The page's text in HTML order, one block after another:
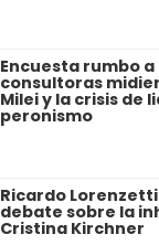
Encuesta rumbo
consultoras
Milei y la crisis de
peronismo
Ricardo
debate sobre la
Cristina Kirchner